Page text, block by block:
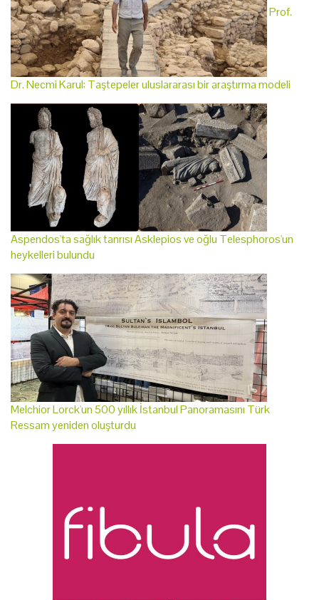
Prof.
Dr. Necmi Karul: Taştepeler uluslararası bir araştırma modeli
Aspendos'ta sağlık tanrısı Asklepios ve oğlu Telesphoros'un
heykelleri bulundu
Melchior Lorck'un 500 yıllık İstanbul Panoramasını Türk
Ressam yeniden oluşturdu